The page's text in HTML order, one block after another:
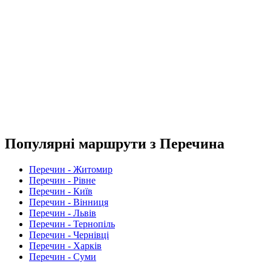
Популярні маршрути з Перечина
Перечин - Житомир
Перечин - Рівне
Перечин - Київ
Перечин - Вінниця
Перечин - Львів
Перечин - Тернопіль
Перечин - Чернівці
Перечин - Харків
Перечин - Суми